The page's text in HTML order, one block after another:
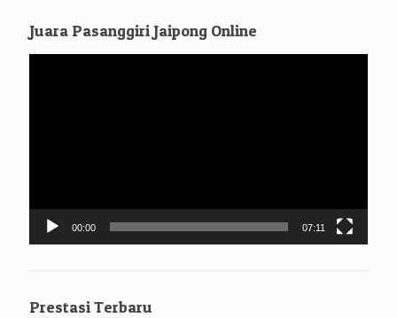
Juara Pasanggiri Jaipong Online
00:00 07:11
Prestasi Terbaru